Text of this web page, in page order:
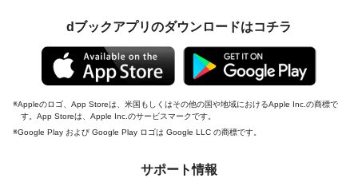
dブックアプリのダウンロードはコチラ
Appleのロゴ、App Storeは、米国もしくはその他の国や地域におけるApple Inc.の商標で
す。App Storeは、Apple Inc.のサービスマークです。
Google Play および Google Play ロゴは Google LLC の商標です。
サポート情報